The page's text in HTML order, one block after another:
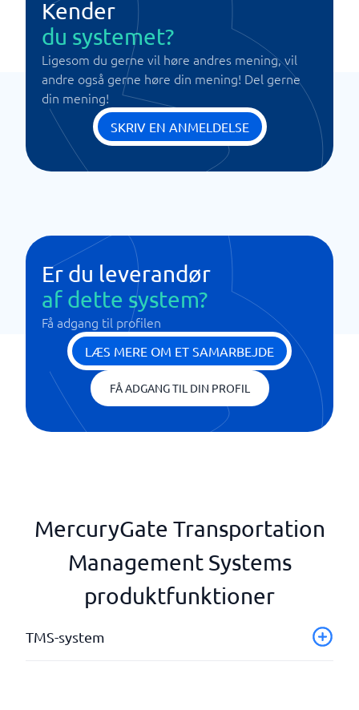
Kender
du systemet?
Ligesom du gerne vil høre andres mening, vil
andre også gerne høre din mening! Del gerne
din mening!
SKRIV EN ANMELDELSE
Er du leverandør
af dette system?
Få adgang til profilen
LÆS MERE OM ET SAMARBEJDE
FÅ ADGANG TIL DIN PROFIL
MercuryGate Transportation
Management Systems
produktfunktioner
TMS-system